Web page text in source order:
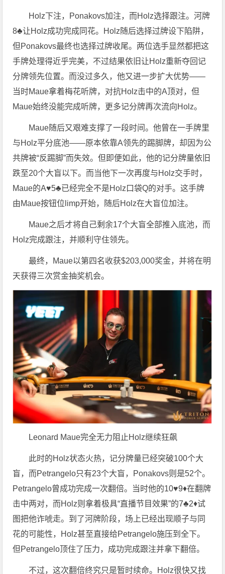
Holz下注，Ponakovs加注，而Holz选择跟注。河牌
8♣让Holz成功完成同花。Holz随后选择过牌设下陷阱，
但Ponakovs最终也选择过牌收尾。两位选手显然都把这
手牌处理得近乎完美，不过结果依旧让Holz重新夺回记
分牌领先位置。而没过多久，他又进一步扩大优势——
当时Maue拿着梅花听牌，对抗Holz击中的A顶对，但
Maue始终没能完成听牌，更多记分牌再次流向Holz。
Maue随后又艰难支撑了一段时间。他曾在一手牌里
与Holz平分底池——原本依靠A领先的踢脚牌，却因为公
共牌被“反踢脚”而失效。但即便如此，他的记分牌量依旧
跌至20个大盲以下。而当他下一次再度与Holz交手时，
Maue的A♥5♣已经完全不是Holz口袋Q的对手。这手牌
由Maue按钮位limp开始，随后Holz在大盲位加注。
Maue之后才将自己剩余17个大盲全部推入底池，而
Holz完成跟注，并顺利守住领先。
最终，Maue以第四名收获$203,000奖金，并将在明
天获得三次赏金抽奖机会。
Leonard Maue完全无力阻止Holz继续狂飙
此时的Holz状态火热，记分牌量已经突破100个大
盲，而Petrangelo只有23个大盲，Ponakovs则是52个。
Petrangelo曾成功完成一次翻倍。当时他的10♥9♦在翻牌
击中两对，而Holz则拿着极具“直播节目效果”的7♣2♦试
图把他诈唬走。到了河牌阶段，场上已经出现顺子与同
花的可能性，Holz甚至直接给Petrangelo施压到全下。
但Petrangelo顶住了压力，成功完成跟注并拿下翻倍。
不过，这次翻倍终究只是暂时续命。Holz很快又找